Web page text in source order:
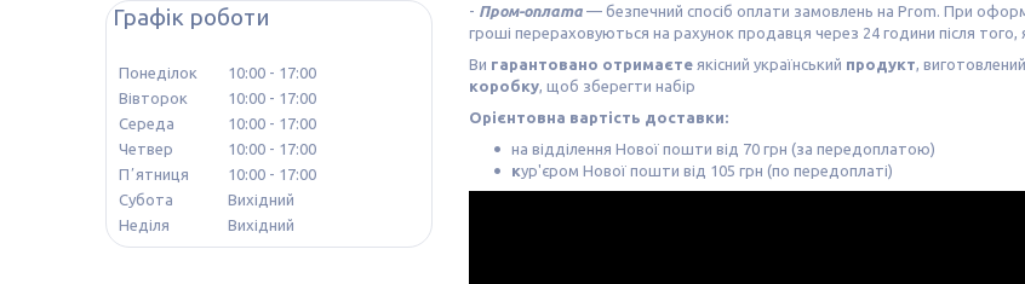
- Пром-оплата — безпечний спосіб оплати замовлень на Prom. При
гроші перераховуються на рахунок продавця через 24 години після того,
Ви гарантовано отримаєте якісний український продукт,
коробку, щоб зберегти набір
Орієнтовна вартість доставки:
на відділення Нової пошти від 70 грн (за передоплатою)
кур'єром Нової пошти від 105 грн (по передоплаті)
Графік роботи
Понеділок 10:00
17:00
Вівторок
10:00
17:00
Середа
10:00
17:00
Четвер
10:00
17:00
Пʼятниця
10:00
17:00
Субота
Вихідний
Неділя
Вихідний